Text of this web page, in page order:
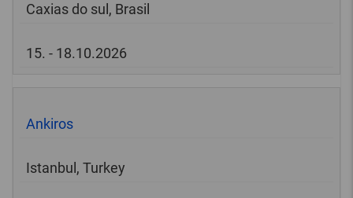
Caxias do sul, Brasil
15. - 18.10.2026
Ankiros
Istanbul, Turkey